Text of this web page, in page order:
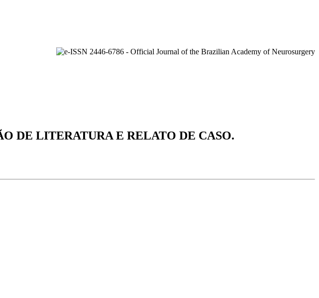
DE LITERATURA E RELATO DE CASO.